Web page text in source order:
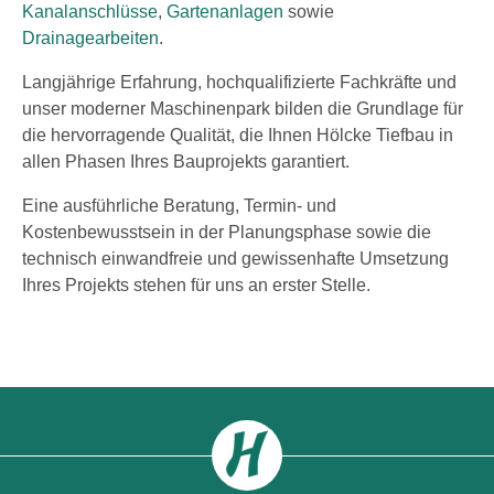
Kanalanschlüsse, Gartenanlagen sowie
Drainagearbeiten.
Langjährige Erfahrung, hochqualifizierte Fachkräfte und
unser moderner Maschinenpark bilden die Grundlage für
die hervorragende Qualität, die Ihnen Hölcke Tiefbau in
allen Phasen Ihres Bauprojekts garantiert.
Eine ausführliche Beratung, Termin- und
Kostenbewusstsein in der Planungsphase sowie die
technisch einwandfreie und gewissenhafte Umsetzung
Ihres Projekts stehen für uns an erster Stelle.